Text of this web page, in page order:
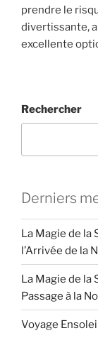
prendre le
divertissante,
excellente
Rechercher
Derniers
La Magie de la
l’Arrivée de la
La Magie de la
Passage à la
Voyage